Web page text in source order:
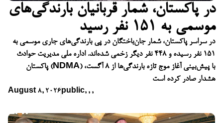
در پاکستان، شمار قربانیان بارندگی‌های
موسمی به ۱۵۱ نفر رسید
در سراسر پاکستان، شمار جان‌باختگان در پی بارندگی‌های جاری موسمی به
۱۵۱ نفر رسیده و ۴۴۸ نفر دیگر زخمی شده‌اند. اداره ملی مدیریت حوادث
پاکستان (NDMA) با پیش‌بینی آغاز موج تازه بارندگی‌ها از ۸ آگست،
هشدار صادر کرده است
August 8, 2026 public, , ,